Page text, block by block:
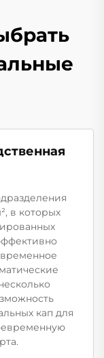
в которых
кап для